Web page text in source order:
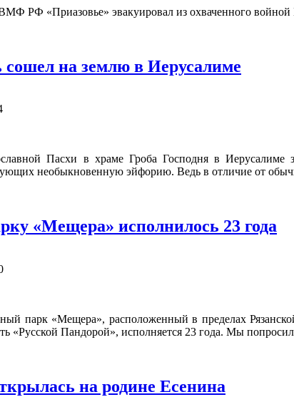
РФ «Приазовье» эвакуировал из охваченного
сошел на землю в Иерусалиме
Пасхи в храме Гроба Господня в
необыкновенную эйфорию. Ведь в отличие от
«Мещера» исполнилось 23 года
парк «Мещера», расположенный в пределах
«Русской Пандорой», исполняется 23 года. Мы
на родине Есенина